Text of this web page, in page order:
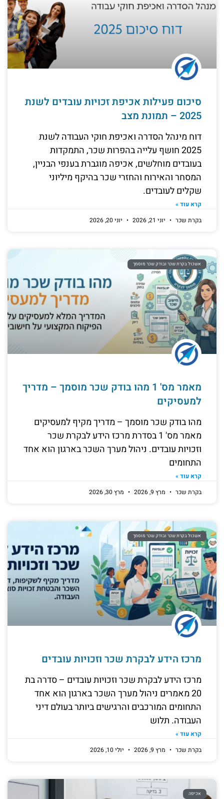
סיכום פעילות אכיפת זכויות עובדים לשנת
2025 – תמונת מצב
דוח מינהל הסדרה ואכיפת חוקי העבודה לשנת
2025 חושף עלייה בהפרות שכר, התמקדות
בעובדים מוחלשים, אכיפה מוגברת בענפי הבניין,
המסחר והאירוח והחזרי שכר בהיקף מיליוני
שקלים לעובדים.
קרא עוד »
בקרת שכר
יוני 21, 2026 יוני 20, 2026
אשכול בקרת שכר ובודק שכר מוסמך
מאמר מס' 1 מהו בודק שכר מוסמך – מדריך
למעסיקים
מהו בודק שכר מוסמך – מדריך מקיף למעסיקים
מאמר מס' 1 בסדרת מרכז הידע לבקרת שכר
וזכויות עובדים. ניהול מערך השכר בארגון הוא אחד
התחומים
קרא עוד »
בקרת שכר
מרץ 9, 2026 מרץ 30, 2026
אשכול בקרת שכר ובודק שכר מוסמך
מרכז הידע לבקרת שכר וזכויות עובדים
מרכז הידע לבקרת שכר וזכויות עובדים – סדרה בת
20 מאמרים ניהול מערך השכר בארגון הוא אחד
התחומים המורכבים והרגישים ביותר בעולם דיני
העבודה. תלוש
קרא עוד »
בקרת שכר
מרץ 9, 2026 יולי 10, 2026
אכיפה